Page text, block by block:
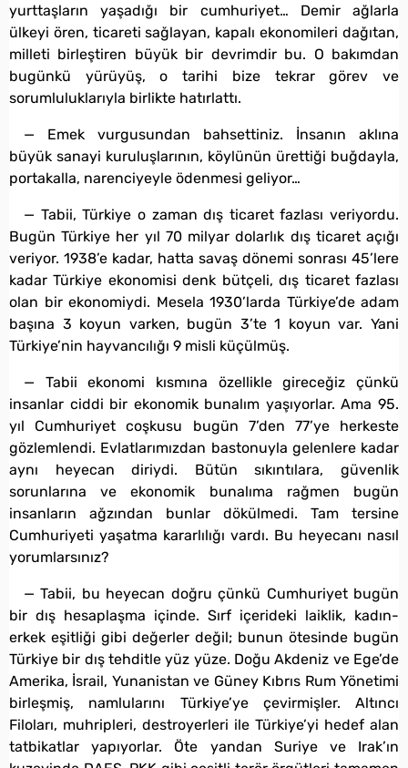
yurttaşların yaşadığı bir cumhuriyet… Demir ağlarla
ülkeyi ören, ticareti sağlayan, kapalı ekonomileri dağıtan,
milleti birleştiren büyük bir devrimdir bu. O bakımdan
bugünkü yürüyüş, o tarihi bize tekrar görev ve
sorumluluklarıyla birlikte hatırlattı.
— Emek vurgusundan bahsettiniz. İnsanın aklına
büyük sanayi kuruluşlarının, köylünün ürettiği buğdayla,
portakalla, narenciyeyle ödenmesi geliyor…
— Tabii, Türkiye o zaman dış ticaret fazlası veriyordu.
Bugün Türkiye her yıl 70 milyar dolarlık dış ticaret açığı
veriyor. 1938’e kadar, hatta savaş dönemi sonrası 45’lere
kadar Türkiye ekonomisi denk bütçeli, dış ticaret fazlası
olan bir ekonomiydi. Mesela 1930’larda Türkiye’de adam
başına 3 koyun varken, bugün 3’te 1 koyun var. Yani
Türkiye’nin hayvancılığı 9 misli küçülmüş.
— Tabii ekonomi kısmına özellikle gireceğiz çünkü
insanlar ciddi bir ekonomik bunalım yaşıyorlar. Ama 95.
yıl Cumhuriyet coşkusu bugün 7’den 77’ye herkeste
gözlemlendi. Evlatlarımızdan bastonuyla gelenlere kadar
aynı heyecan diriydi. Bütün sıkıntılara, güvenlik
sorunlarına ve ekonomik bunalıma rağmen bugün
insanların ağzından bunlar dökülmedi. Tam tersine
Cumhuriyeti yaşatma kararlılığı vardı. Bu heyecanı nasıl
yorumlarsınız?
— Tabii, bu heyecan doğru çünkü Cumhuriyet bugün
bir dış hesaplaşma içinde. Sırf içerideki laiklik, kadın-
erkek eşitliği gibi değerler değil; bunun ötesinde bugün
Türkiye bir dış tehditle yüz yüze. Doğu Akdeniz ve Ege’de
Amerika, İsrail, Yunanistan ve Güney Kıbrıs Rum Yönetimi
birleşmiş, namlularını Türkiye’ye çevirmişler. Altıncı
Filoları, muhripleri, destroyerleri ile Türkiye’yi hedef alan
tatbikatlar yapıyorlar. Öte yandan Suriye ve Irak’ın